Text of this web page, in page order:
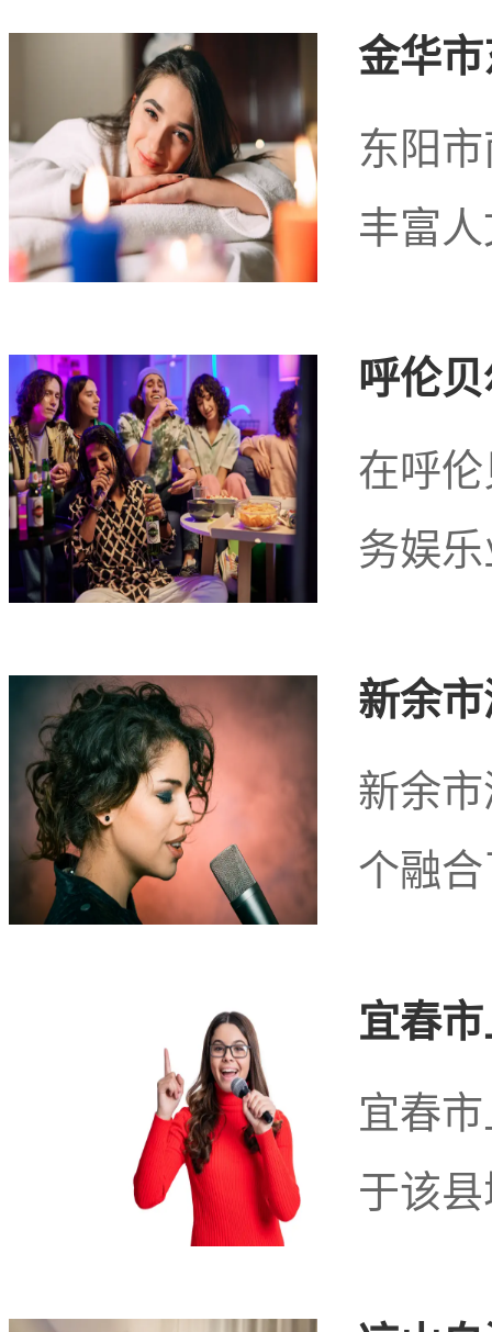
受欢迎的休闲方式。这里
供了更加专业和多样化
还是泰式按摩、足浴等
适放松的按摩体验，满足
青莲体验网简单概
一个充满魅力的地方。
理特点以及蓬勃发展的
感受到浓厚的人情味和
地区都能给您带来美好的
金华
东阳
丰富
呼伦
在呼
务娱
新余
新余
个融
宜春
宜春
于该